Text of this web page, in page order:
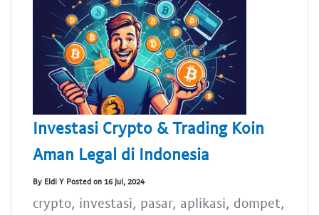
Investasi Crypto & Trading Koin
Aman Legal di Indonesia
By Eldi Y Posted on 16 Jul, 2024
crypto, investasi, pasar, aplikasi, dompet,